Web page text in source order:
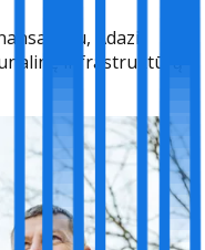
Adazi
infrastruktūrą